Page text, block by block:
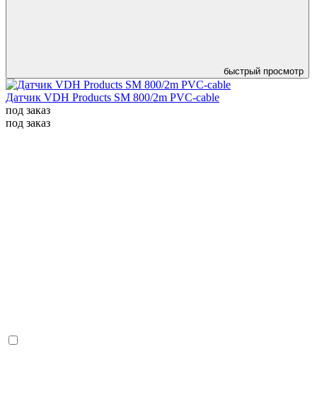
быстрый просмотр
Датчик VDH Products SM 800/2m PVC-cable
под заказ
под заказ